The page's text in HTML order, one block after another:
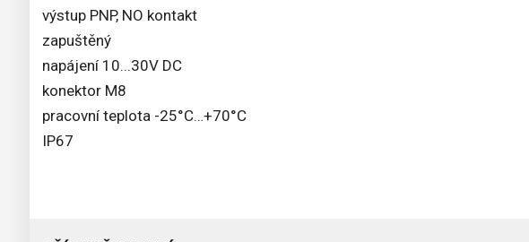
výstup PNP, NO kontakt
zapuštěný
napájení 10...30V DC
konektor M8
pracovní teplota -25°C…+70°C
IP67